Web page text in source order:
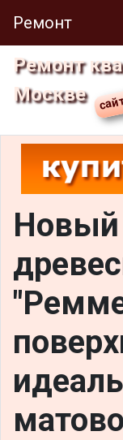
Ремонт
Ремонт
Москве
Новый